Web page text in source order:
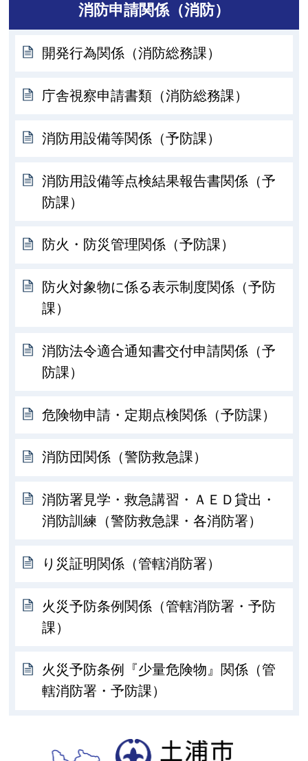
消防申請関係（消防）
開発行為関係（消防総務課）
庁舎視察申請書類（消防総務課）
消防用設備等関係（予防課）
消防用設備等点検結果報告書関係（予
防課）
防火・防災管理関係（予防課）
防火対象物に係る表示制度関係（予防
課）
消防法令適合通知書交付申請関係（予
防課）
危険物申請・定期点検関係（予防課）
消防団関係（警防救急課）
消防署見学・救急講習・ＡＥＤ貸出・
消防訓練（警防救急課・各消防署）
り災証明関係（管轄消防署）
火災予防条例関係（管轄消防署・予防
課）
火災予防条例『少量危険物』関係（管
轄消防署・予防課）